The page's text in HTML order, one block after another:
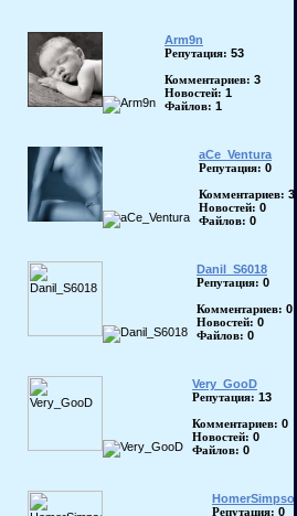
Arm9n
Репутация: 53
Комментариев: 3
Новостей: 1
Файлов: 1
aCe_Ventura
Репутация: 0
Комментариев: 3
Новостей: 0
Файлов: 0
Danil_S6018
Репутация: 0
Комментариев: 0
Новостей: 0
Файлов: 0
Very_GooD
Репутация: 13
Комментариев: 0
Новостей: 0
Файлов: 0
HomerSimpson
Репутация: 0